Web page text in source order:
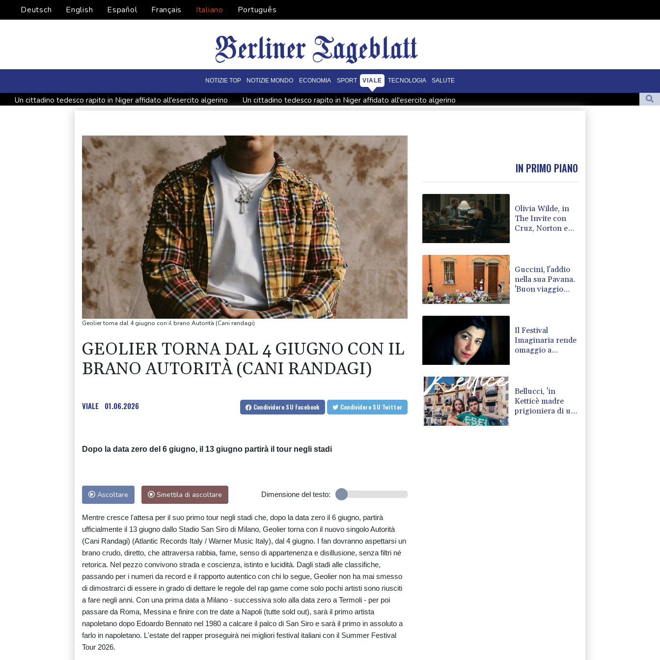
Deutsch English Español Français Italiano Português
NOTIZIE TOP NOTIZIE MONDO ECONOMIA SPORT VIALE TECNOLOGIA SALUTE
Un cittadino tedesco rapito in Niger affidato all'esercito algerino
Un cittadino tedesco rapito in Niger affidato all'esercito algerino
Dal Danubio in secca riemergono le navi della flotta di Hitler
Dal Danubio in secca riemergono le navi della flotta di Hitler
Geolier torna dal 4 giugno con il brano Autorità (Cani randagi)
GEOLIER TORNA DAL 4 GIUGNO CON IL
BRANO AUTORITÀ (CANI RANDAGI)
VIALE 01.06.2026 Condividere SU Facebook Condividere SU Twitter
Dopo la data zero del 6 giugno, il 13 giugno partirà il tour negli stadi
Ascoltare Smettila di ascoltare Dimensione del testo:
Mentre cresce l'attesa per il suo primo tour negli stadi che, dopo la data zero il 6 giugno, partirà
ufficialmente il 13 giugno dallo Stadio San Siro di Milano, Geolier torna con il nuovo singolo Autorità
(Cani Randagi) (Atlantic Records Italy / Warner Music Italy), dal 4 giugno. I fan dovranno aspettarsi un
brano crudo, diretto, che attraversa rabbia, fame, senso di appartenenza e disillusione, senza filtri né
retorica. Nel pezzo convivono strada e coscienza, istinto e lucidità. Dagli stadi alle classifiche,
passando per i numeri da record e il rapporto autentico con chi lo segue, Geolier non ha mai smesso
di dimostrarci di essere in grado di dettare le regole del rap game come solo pochi artisti sono riusciti
a fare negli anni. Con una prima data a Milano - successiva solo alla data zero a Termoli - per poi
passare da Roma, Messina e finire con tre date a Napoli (tutte sold out), sarà il primo artista
napoletano dopo Edoardo Bennato nel 1980 a calcare il palco di San Siro e sarà il primo in assoluto a
farlo in napoletano. L'estate del rapper proseguirà nei migliori festival italiani con il Summer Festival
Tour 2026.
IN PRIMO PIANO
Olivia Wilde, in
The Invite con
Cruz, Norton e
Guccini, l'addio
nella sua Pavana.
'Buon viaggio
Il Festival
Imaginaria rende
omaggio a
Bellucci, 'in
Ketticè madre
prigioniera di un